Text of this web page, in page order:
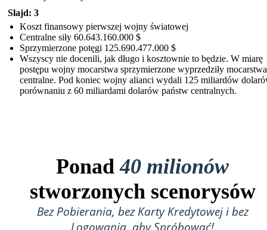
Slajd: 3
Koszt finansowy pierwszej wojny światowej
Centralne siły 60.643.160.000 $
Sprzymierzone potęgi 125.690.477.000 $
Wszyscy nie docenili, jak długo i kosztownie to będzie. W miarę
postępu wojny mocarstwa sprzymierzone wyprzedziły mocarstwa
centralne. Pod koniec wojny alianci wydali 125 miliardów
porównaniu z 60 miliardami dolarów państw centralnych.
Ponad40 milionów
stworzonych scenorysów
Bez Pobierania, bez Karty Kredytowej i bez
Logowania, aby Spróbować!